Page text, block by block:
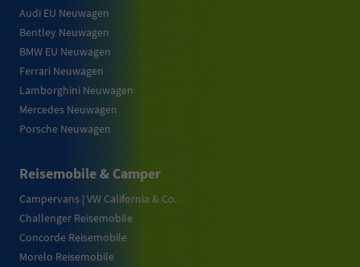
Audi EU Neuwagen
Bentley Neuwagen
BMW EU Neuwagen
Ferrari Neuwagen
Lamborghini Neuwagen
Mercedes Neuwagen
Porsche Neuwagen
Reisemobile & Camper
Campervans | VW California & Co.
Challenger Reisemobile
Concorde Reisemobile
Morelo Reisemobile